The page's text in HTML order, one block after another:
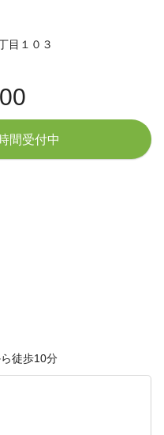
目１０３
間受付中
徒歩10分